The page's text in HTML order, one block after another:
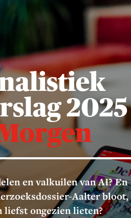
2025
en valkuilen van AI? En
Aalter bloot,
liefst ongezien lieten?